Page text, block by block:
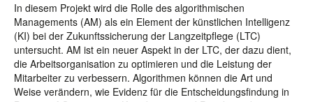
In diesem Projekt wird die Rolle des algorithmischen
Managements (AM) als ein Element der künstlichen Intelligenz
(KI) bei der Zukunftssicherung der Langzeitpflege (LTC)
untersucht. AM ist ein neuer Aspekt in der LTC, der dazu dient,
die Arbeitsorganisation zu optimieren und die Leistung der
Mitarbeiter zu verbessern. Algorithmen können die Art und
Weise verändern, wie Evidenz für die Entscheidungsfindung in